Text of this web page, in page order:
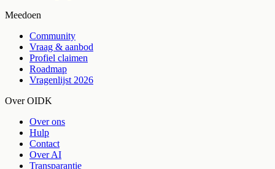
Meedoen
Community
Vraag & aanbod
Profiel claimen
Roadmap
Vragenlijst 2026
Over OIDK
Over ons
Hulp
Contact
Over AI
Transparantie